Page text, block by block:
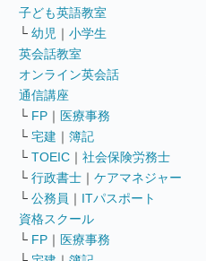
子ども英語教室
└ 幼児 ｜ 小学生
英会話教室
オンライン英会話
通信講座
└ FP ｜ 医療事務
└ 宅建 ｜ 簿記
└ TOEIC ｜ 社会保険労務士
└ 行政書士 ｜ ケアマネジャー
└ 公務員 ｜ ITパスポート
資格スクール
└ FP ｜ 医療事務